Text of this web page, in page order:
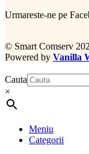
Urmareste-ne pe
© Smart Comserv
Powered by Vanilla
Cauta
×
Meniu
Categorii